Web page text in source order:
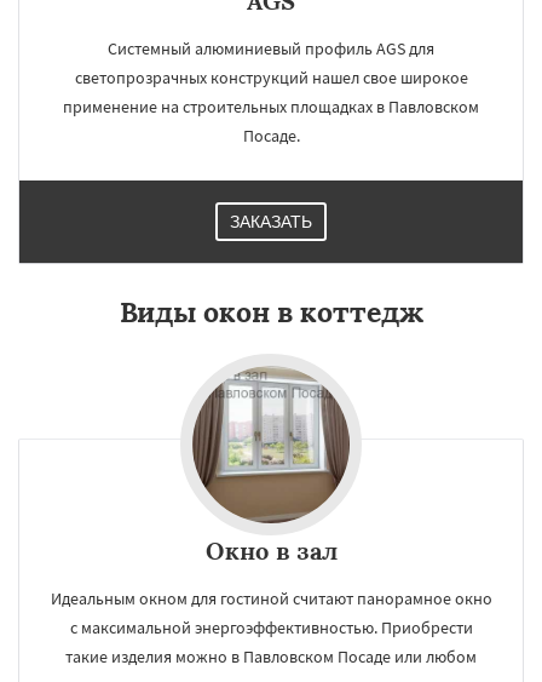
Системный алюминиевый профиль AGS для
светопрозрачных конструкций нашел свое широкое
применение на строительных площадках в Павловском
Посаде.
ЗАКАЗАТЬ
Виды окон в коттедж
Окно в зал
Идеальным окном для гостиной считают панорамное окно
с максимальной энергоэффективностью. Приобрести
такие изделия можно в Павловском Посаде или любом